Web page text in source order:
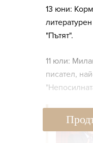
13 юни:
"Пътят".
11 юли:
писател,